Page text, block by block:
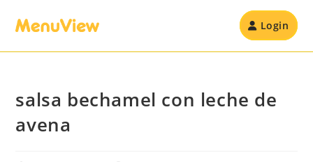
Login
salsa bechamel con leche de
avena